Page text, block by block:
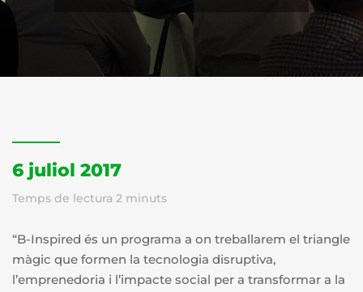
6 juliol 2017
Temps de lectura 2 minuts
“B-Inspired és un programa a on treballarem el triangle
màgic que formen la tecnologia disruptiva,
l’emprenedoria i l’impacte social per a transformar a la